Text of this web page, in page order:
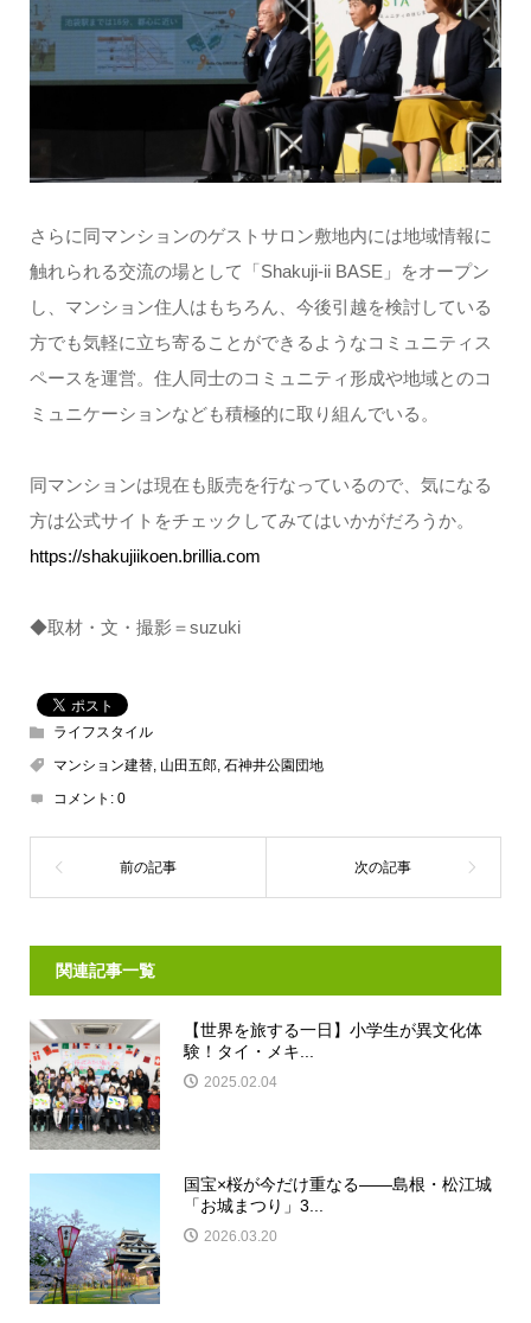
さらに同マンションのゲストサロン敷地内には地域情報に
触れられる交流の場として「Shakuji-ii BASE」をオープン
し、マンション住人はもちろん、今後引越を検討している
方でも気軽に立ち寄ることができるようなコミュニティス
ペースを運営。住人同士のコミュニティ形成や地域とのコ
ミュニケーションなども積極的に取り組んでいる。
同マンションは現在も販売を行なっているので、気になる
方は公式サイトをチェックしてみてはいかがだろうか。
https://shakujiikoen.brillia.com
◆取材・文・撮影＝suzuki
ライフスタイル
マンション建替, 山田五郎, 石神井公園団地
コメント: 0
関連記事一覧
【世界を旅する一日】小学生が異文化体
験！タイ・メキ...
2025.02.04
国宝×桜が今だけ重なる——島根・松江城
「お城まつり」3...
2026.03.20